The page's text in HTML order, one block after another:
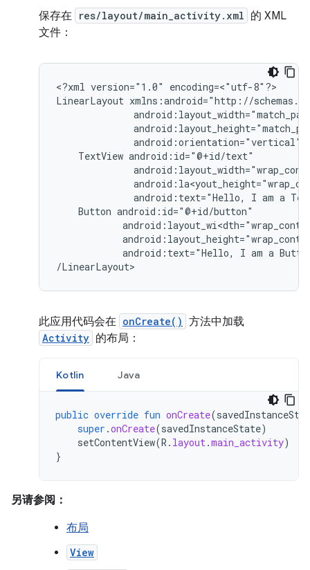
保存在 res/layout/main_activity.xml 的 XML
文件：
<?xml version="1.0"
encoding=<"utf-8"?>
LinearLayout
android:orientation="vertical"
TextView
android:text="Hello, I am a
Button
android:text="Hello, I am a
/LinearLayout>
此应用代码会在 onCreate() 方法中加载
Activity 的布局：
Kotlin Java
public override fun onCreate(
super .onCreate(savedInstanceState)
setContentView(R . layout.main_activity)
}
另请参阅：
布局
View